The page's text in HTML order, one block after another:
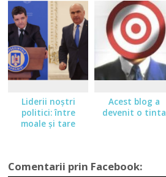
Liderii noştri
politici: între
moale şi tare
Acest blog a
devenit o tinta
Comentarii prin Facebook: